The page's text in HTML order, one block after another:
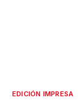
EDICIÓN IMPRESA